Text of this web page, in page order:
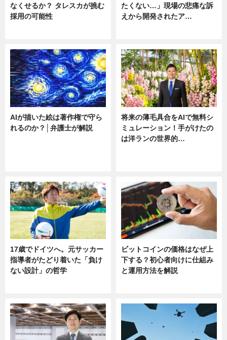
なくせるか？ タレスカが挑む
採用の可能性
たくない…」現場の悲痛な訴
えから開発されたア…
AIが描いた絵は著作権で守ら
れるのか？│弁護士が解説
将来の薄毛具合をAIで無料シ
ミュレーション！手がけたの
は洋ランの世界的…
17歳でドイツへ。元サッカー
指導者がたどり着いた「負け
ない設計」の哲学
ビットコインの価格はなぜ上
下する？初心者向けに仕組み
と運用方法を解説